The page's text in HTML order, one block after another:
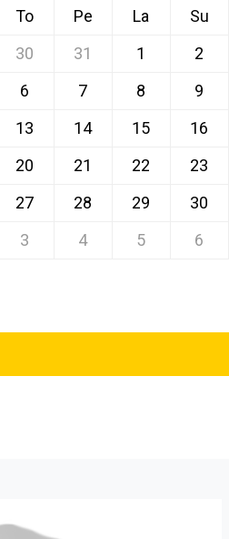
To Pe La
Su
30 31 1
2
6 7 8
9
13 14 15
16
20 21 22
23
27 28 29
30
3 4 5 6